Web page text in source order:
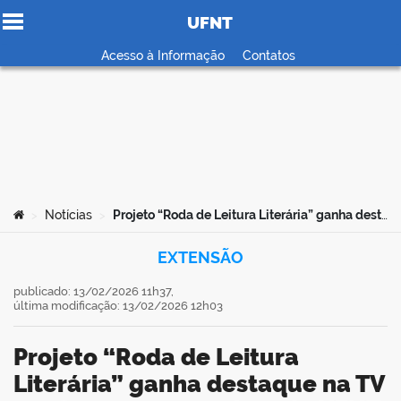
Ir para o conteúdo
UFNT
Acesso à Informação Contatos
Você está aqui:
Notícias Projeto “Roda de Leitura Literária” ganha destaque na TV e reforça compromisso da UFNT com a comunidade
EXTENSÃO
Projeto “Roda de Leitura
Literária” ganha destaque na TV
publicado: 13/02/2026 11h37,
última modificação: 13/02/2026 12h03